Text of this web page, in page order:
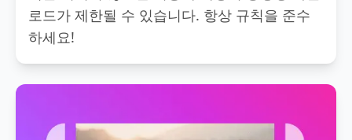
로드가 제한될 수 있습니다. 항상 규칙을 준수
하세요!